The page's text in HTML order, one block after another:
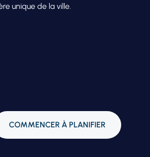
unique de la ville.
COMMENCER À PLANIFIER